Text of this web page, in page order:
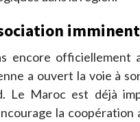
encore officiellement
a ouvert la voie à
Le Maroc est déjà
la